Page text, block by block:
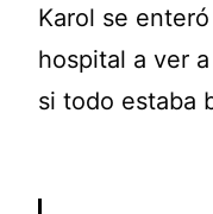
Karol se
hospital a ver
si todo estaba